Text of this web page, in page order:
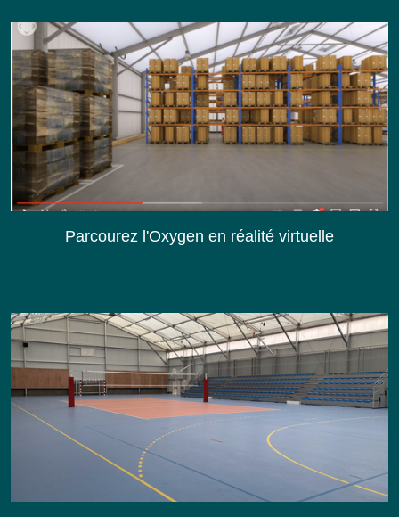
Parcourez l'Oxygen en réalité virtuelle